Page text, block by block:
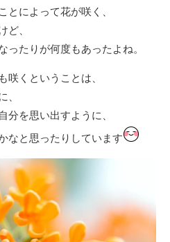
とによって花が咲く、
ど、
ったりが何度もあったよね。
咲くということは、
、
分を思い出すように、
なと思ったりしています